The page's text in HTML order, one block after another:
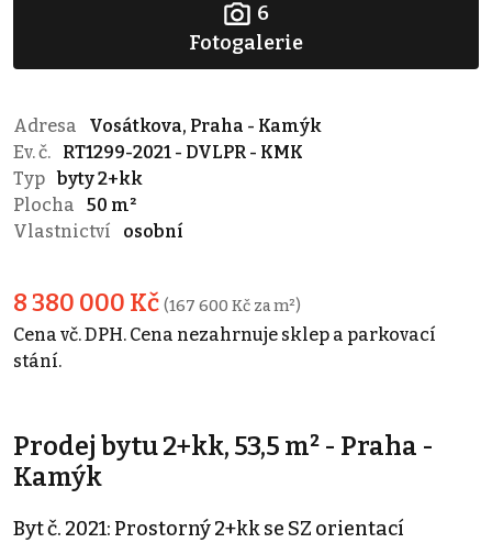
6
Fotogalerie
Adresa
Vosátkova, Praha - Kamýk
Ev. č.
RT1299-2021 - DVLPR - KMK
Typ byty 2+kk
Plocha
50 m²
Vlastnictví
osobní
8 380 000 Kč (167 600 Kč za m²)
Cena vč. DPH. Cena nezahrnuje sklep a parkovací
stání.
Prodej bytu 2+kk, 53,5 m² - Praha -
Kamýk
Byt č. 2021: Prostorný 2+kk se SZ orientací